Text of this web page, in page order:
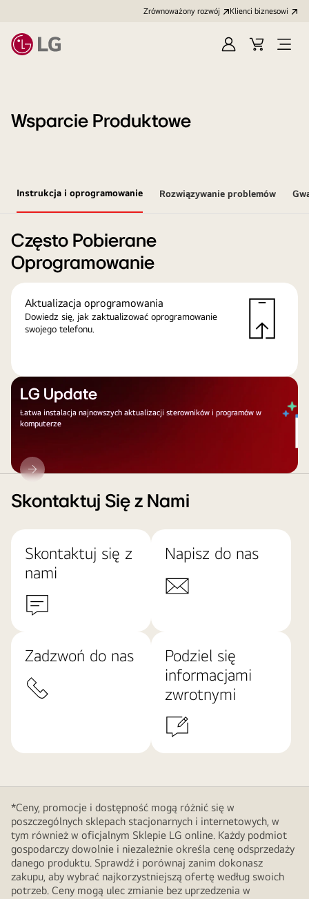
Zrównoważony rozwój Klienci biznesowi
ZalogujKoszyk
Wsparcie Produktowe
Instrukcja i oprogramowanie Rozwiązywanie problemów
Często Pobierane
Oprogramowanie
Aktualizacja oprogramowania
Dowiedz się, jak zaktualizować oprogramowanie
swojego telefonu.
LG Update
Łatwa instalacja najnowszych aktualizacji sterowników i programów w
komputerze
LG
Update
Skontaktuj Się z Nami
Skontaktuj się z
nami
Napisz do nas
Zadzwoń do nas
Podziel się
informacjami
zwrotnymi
*Ceny, promocje i dostępność mogą różnić się w
poszczególnych sklepach stacjonarnych i internetowych, w
tym również w oficjalnym Sklepie LG online. Każdy podmiot
gospodarczy dowolnie i niezależnie określa cenę odsprzedaży
danego produktu. Sprawdź i porównaj zanim dokonasz
zakupu, aby wybrać najkorzystniejszą ofertę według swoich
potrzeb. Ceny mogą ulec zmianie bez uprzedzenia w